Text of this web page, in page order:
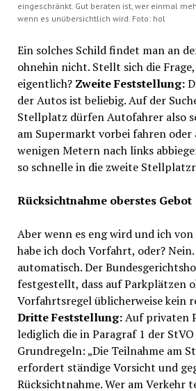
eingeschränkt. Gut beraten ist, wer einmal
wenn es unübersichtlich wird. Foto: hol
Ein solches Schild findet man an
ohnehin nicht. Stellt sich die
eigentlich? Zweite Feststellung:
der Autos ist beliebig. Auf der
Stellplatz dürfen Autofahrer also
am Supermarkt vorbei fahren oder
wenigen Metern nach links
so schnelle in die zweite
Rücksichtnahme oberstes Gebot
Aber wenn es eng wird und ich
habe ich doch Vorfahrt, oder?
automatisch. Der
festgestellt, dass auf Parkplätzen
Vorfahrtsregel üblicherweise kein
Dritte Feststellung:Auf privaten
lediglich die in Paragraf 1 der
Grundregeln: „Die Teilnahme am
erfordert ständige Vorsicht und
Rücksichtnahme. Wer am Verkehr